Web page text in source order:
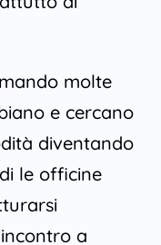
molte
e cercano
diventando
le officine
a